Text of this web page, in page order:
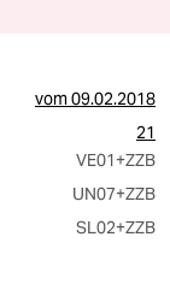
vom09.02.2018
21
VE01+ZZB
UN07+ZZB
SL02+ZZB